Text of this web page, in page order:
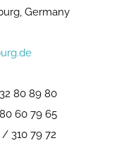
Germany
80 89 80
60 79 65
/ 310 79 72